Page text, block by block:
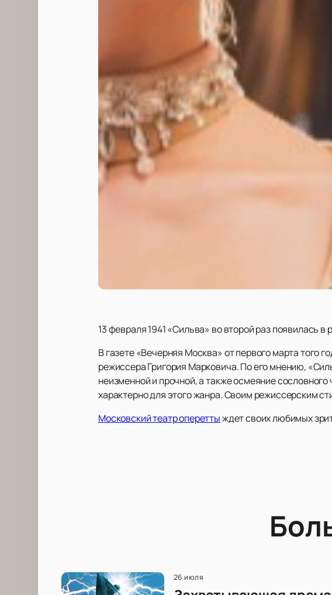
13 февраля 1941 «Сильва» во второй раз появилась
В газете «Вечерняя Москва» от первого марта того
режиссера Григория Марковича. По его мнению,
неизменной и прочной, а также осмеяние
характерно для этого жанра. Своим режиссерским
Московский театр опереттыждет своих любимых
26 июля